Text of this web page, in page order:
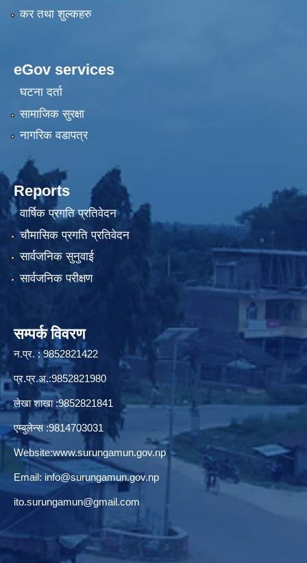
कर तथा शुल्कहरु
eGov services
घटना दर्ता
सामाजिक सुरक्षा
नागरिक वडापत्र
Reports
वार्षिक प्रगति प्रतिवेदन
चौमासिक प्रगति प्रतिवेदन
सार्वजनिक सुनुवाई
सार्वजनिक परीक्षण
सम्पर्क विवरण
न.प्र. : 9852821422
प्र.प्र.अ.:9852821980
लेखा शाखा :9852821841
एम्बुलेन्स :9814703031
Website:www.surungamun.gov.np
Email: info@surungamun.gov.np
ito.surungamun@gmail.com